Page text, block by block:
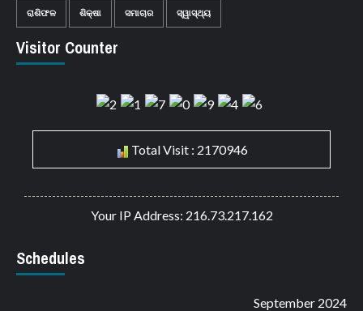
ରାଶିଫଳ ଶିକ୍ଷା ସମାଚାର ସ୍ୱାସ୍ଥ୍ୟ
Visitor Counter
Total Visit : 2170946
Your IP Address: 216.73.217.162
Schedules
September 2024